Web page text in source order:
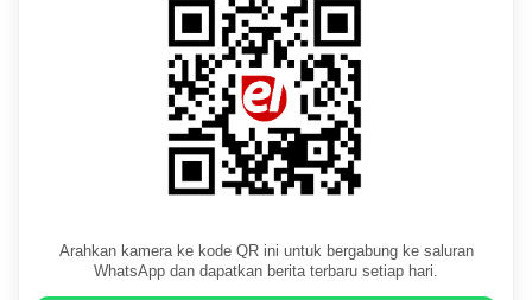
Arahkan kamera ke kode QR ini untuk bergabung ke saluran
WhatsApp dan dapatkan berita terbaru setiap hari.